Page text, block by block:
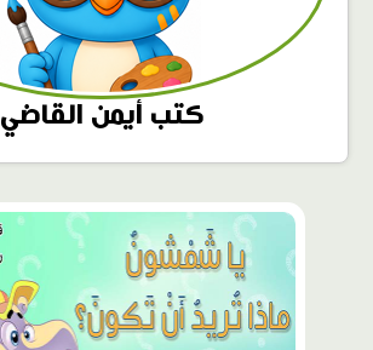
كتب أيمن القاضي